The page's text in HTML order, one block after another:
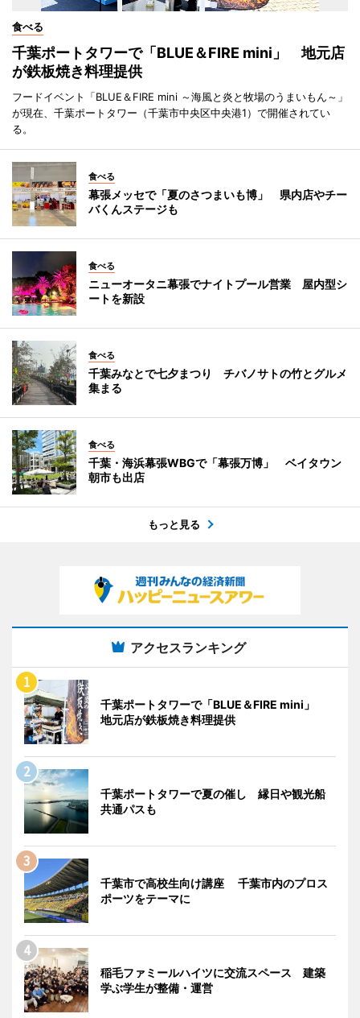
食べる
千葉ポートタワーで「BLUE＆FIRE mini」 地元店
が鉄板焼き料理提供
フードイベント「BLUE＆FIRE mini ～海風と炎と牧場のうまいもん～」
が現在、千葉ポートタワー（千葉市中央区中央港1）で開催されてい
る。
食べる
幕張メッセで「夏のさつまいも博」 県内店やチー
バくんステージも
食べる
ニューオータニ幕張でナイトプール営業 屋内型シ
ートを新設
食べる
千葉みなとで七夕まつり チバノサトの竹とグルメ
集まる
食べる
千葉・海浜幕張WBGで「幕張万博」 ベイタウン
朝市も出店
もっと見る
アクセスランキング
千葉ポートタワーで「BLUE＆FIRE mini」
地元店が鉄板焼き料理提供
千葉ポートタワーで夏の催し 縁日や観光船
共通パスも
千葉市で高校生向け講座 千葉市内のプロス
ポーツをテーマに
稲毛ファミールハイツに交流スペース 建築
学ぶ学生が整備・運営